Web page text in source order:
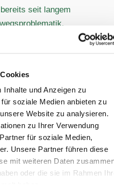
und Anzeigen zu
soziale Medien anbieten zu
Website zu analysieren.
zu Ihrer Verwendung
für soziale Medien,
Unsere Partner führen diese
mit weiteren Daten
oder die sie im Rahmen
seit langem
kann man
mit ein paar
Stattdessen
das Heu bedampft
abzutöten,
mehr
reine Wässern